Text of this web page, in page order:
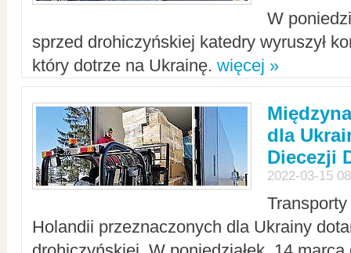
W
sprzed drohiczyńskiej katedry wyruszył
który dotrze na Ukrainę. więcej »
dla
Diecezji
2022-03-15
Holandii przeznaczonych dla Ukrainy